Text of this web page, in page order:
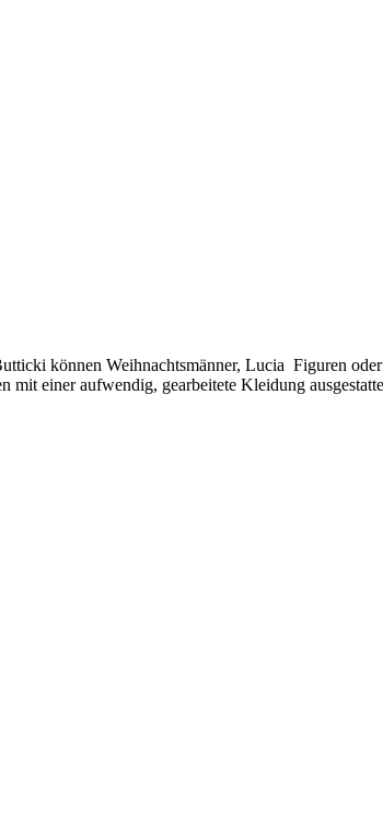
können Weihnachtsmänner, Lucia Figuren
einer aufwendig, gearbeitete Kleidung